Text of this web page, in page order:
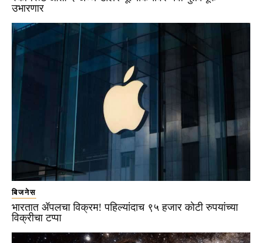
उभारणार
बिजनेस
भारतात ॲपलचा विक्रम! पहिल्यांदाच ९५ हजार कोटी रुपयांच्या
विक्रीचा टप्पा